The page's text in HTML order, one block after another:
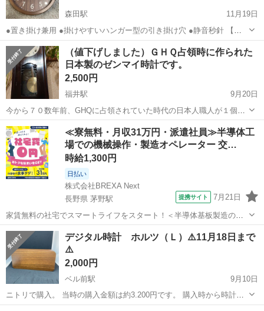
森田駅
11月19日
●置き掛け兼用 ●掛けやすいハンガー型の引き掛け穴 ●静音秒針 【使
用電池】 単3×1個 ※充電式電池は使用できません。 【サイズ(約)】 掛
けて使用時：直径25.5×奥行5cm 置いて使用時：幅25.5×奥行14.5×...
福井 福井市 森田駅 時計
（値下げしました）ＧＨＱ占領時に作られた
日本製のゼンマイ時計です。
2,500円
福井駅
9月20日
今から７０数年前、GHQに占領されていた時代の日本人職人が１個１
個作った日本の古き伝統の様な様相のゼンマイ時計です。 ゼンマイ時
計は１週間ゼンマイ巻きタイプと２週間ゼンマイ巻き時計が当時は有
った様ですが、この時計は１週間タ...
福井 福井市 福井駅 時計 時代
≪寮無料・月収31万円・派遣社員≫半導体工
場での機械操作・製造オペレーター 交…
時給1,300円
日払い
株式会社BREXA Next
長野県 茅野駅
提携サイト 7月21日
家賃無料の社宅でスマートライフをスタート！＜半導体基板製造の機
械操作・検査＞ランチ代もかからないオトクな職場◎／稼ぎもしっか
り！月収例31万円／長野県茅野市 半導体基板の製造・検査 クリーンル
ーム内で、半導体基板の製造や検...
長野 茅野市 茅野駅 その他
デジタル時計 ホルツ（Ｌ）⚠️11月18日まで
⚠️
2,000円
ベル前駅
9月10日
ニトリで購入。 当時の購入金額は約3.200円です。 購入時から時計の
フチにほつれやキズがついています。 取引日時は土日、ベルもしくは